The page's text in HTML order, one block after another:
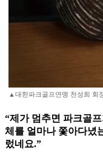
▲대한파크골프연맹 천성희 회
“제가 멈추면 파크골
체를 얼마나 쫓아다녔
렀네요.”